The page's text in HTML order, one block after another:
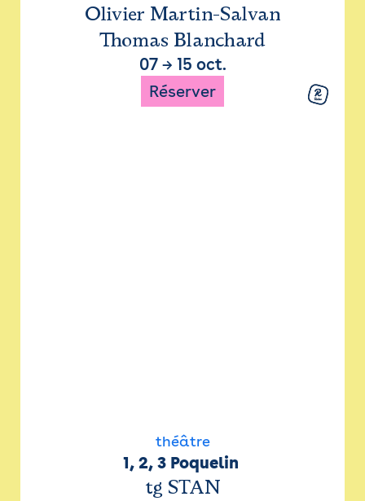
Olivier Martin-Salvan
Thomas Blanchard
07→ 15 oct.
Réserver
théâtre
1, 2, 3 Poquelin
tg STAN